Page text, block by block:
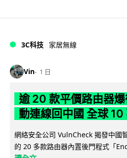
3C科技 家居無線
Vin 1 日
逾 20 款平價路由器
動連線回中國 全球
網絡安全公司 VulnCheck 揭發中國
的 20 多款路由器內置後門程式「